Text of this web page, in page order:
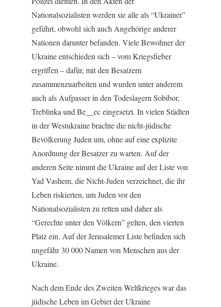
Nationalsozialisten werden sie alle als “Ukrainer”
geführt, obwohl sich auch Angehörige anderer
Nationen darunter befanden. Viele Bewohner der
Ukraine entschieden sich – vom Kriegsfieber
ergriffen – dafür, mit den Besatzern
zusammenzuarbeiten und wurden unter anderem
auch als Aufpasser in den Todeslagern Sobibor,
Treblinka und Be__ec eingesetzt. In vielen Städten
in der Westukraine brachte die nicht-jüdische
Bevölkerung Juden um, ohne auf eine explizite
Anordnung der Besatzer zu warten. Auf der
anderen Seite nimmt die Ukraine auf der Liste von
Yad Vashem, die Nicht-Juden verzeichnet, die ihr
Leben riskierten, um Juden vor den
Nationalsozialisten zu retten und daher als
“Gerechte unter den Völkern” gelten, den vierten
Platz ein. Auf der Jerusalemer Liste befinden sich
ungefähr 30 000 Namen von Menschen aus der
Ukraine.
Nach dem Ende des Zweiten Weltkrieges war das
jüdische Leben im Gebiet der Ukraine